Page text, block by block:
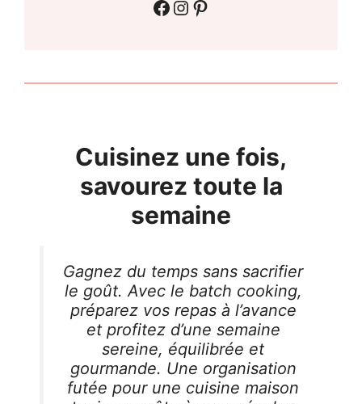
Facebook
Instagram
Pinterest
Cuisinez une fois,
savourez toute la
semaine
Gagnez du temps sans sacrifier
le goût. Avec le batch cooking,
préparez vos repas à l’avance
et profitez d’une semaine
sereine, équilibrée et
gourmande. Une organisation
futée pour une cuisine maison